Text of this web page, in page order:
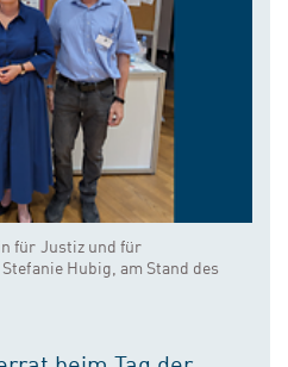
für Justiz und für
Hubig, am Stand des